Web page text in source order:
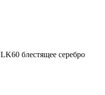
блестящее серебро